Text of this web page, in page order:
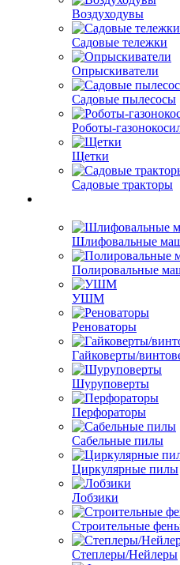
Воздуходувы
Садовые тележки
Опрыскиватели
Садовые пылесосы
Роботы-
Щетки
Садовые тракторы
Шлифовальные
Полировальные
УШМ
Реноваторы
Гайковерты/
Шуруповерты
Перфораторы
Сабельные пилы
Циркулярные пилы
Лобзики
Строительные
Степлеры/Нейлеры